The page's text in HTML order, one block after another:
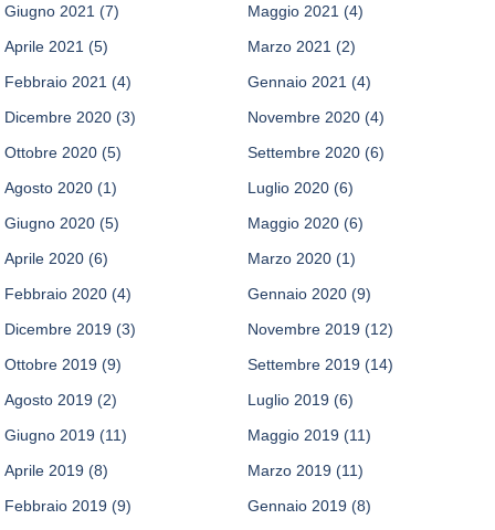
Giugno 2021 (7) Maggio 2021 (4)
Aprile 2021 (5) Marzo 2021 (2)
Febbraio 2021 (4) Gennaio 2021 (4)
Dicembre 2020 (3) Novembre 2020 (4)
Ottobre 2020 (5) Settembre 2020 (6)
Agosto 2020 (1) Luglio 2020 (6)
Giugno 2020 (5) Maggio 2020 (6)
Aprile 2020 (6) Marzo 2020 (1)
Febbraio 2020 (4) Gennaio 2020 (9)
Dicembre 2019 (3) Novembre 2019 (12)
Ottobre 2019 (9) Settembre 2019 (14)
Agosto 2019 (2) Luglio 2019 (6)
Giugno 2019 (11) Maggio 2019 (11)
Aprile 2019 (8) Marzo 2019 (11)
Febbraio 2019 (9) Gennaio 2019 (8)